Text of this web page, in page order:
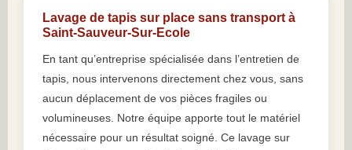
Lavage de tapis sur place sans transport à
Saint-Sauveur-Sur-Ecole
En tant qu’entreprise spécialisée dans l’entretien de
tapis, nous intervenons directement chez vous, sans
aucun déplacement de vos pièces fragiles ou
volumineuses. Notre équipe apporte tout le matériel
nécessaire pour un résultat soigné. Ce lavage sur